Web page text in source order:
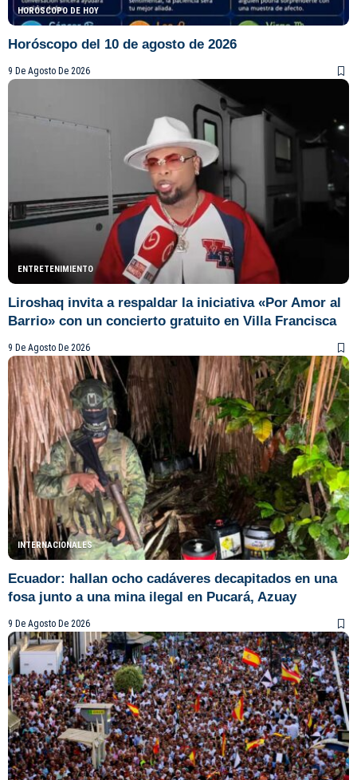
HORÓSCOPO DE HOY
Horóscopo del 10 de agosto de 2026
9 De Agosto De 2026
ENTRETENIMIENTO
Liroshaq invita a respaldar la iniciativa «Por Amor al
Barrio» con un concierto gratuito en Villa Francisca
9 De Agosto De 2026
INTERNACIONALES
Ecuador: hallan ocho cadáveres decapitados en una
fosa junto a una mina ilegal en Pucará, Azuay
9 De Agosto De 2026